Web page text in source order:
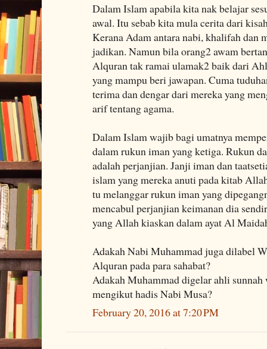
Dalam Islam apabila kita nak belajar
awal. Itu sebab kita mula cerita dari
Kerana Adam antara nabi, khalifah dan
jadikan. Namun bila orang2 awam
Alquran tak ramai ulamak2 baik dari
yang mampu beri jawapan. Cuma
terima dan dengar dari mereka yang
arif tentang agama.
Dalam Islam wajib bagi umatnya
dalam rukun iman yang ketiga. Rukun
adalah perjanjian. Janji iman dan
islam yang mereka anuti pada kitab
tu melanggar rukun iman yang
mencabul perjanjian keimanan dia
yang Allah kiaskan dalam ayat Al
Adakah Nabi Muhammad juga dilabel
Alquran pada para sahabat?
Adakah Muhammad digelar ahli
mengikut hadis Nabi Musa?
February 20, 2016 at 7:20 PM